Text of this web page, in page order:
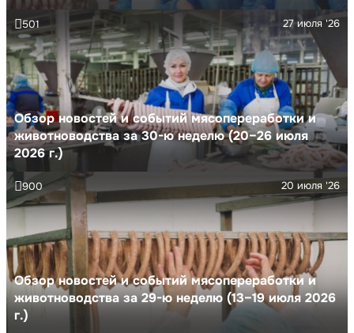
Обзор новостей и событий мясопереработки и
животноводства за 30-ю неделю (20–26 июля
2026 г.)
27 июля '26
501
Обзор новостей и событий мясопереработки и
животноводства за 29-ю неделю (13–19 июля 2026
г.)
20 июля '26
900